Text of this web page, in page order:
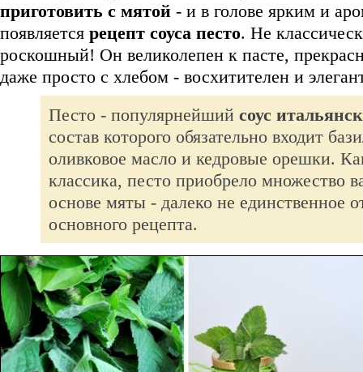
приготовить с мятой - и в голове ярким и
появляется рецепт соуса песто. Не
роскошный! Он великолепен к пасте,
даже просто с хлебом - восхитителен и
Песто - популярнейший соус
состав которого обязательно входит
оливковое масло и кедровые орешки.
классика, песто приобрело множество
основе мяты - далеко не единственное
основного рецепта.